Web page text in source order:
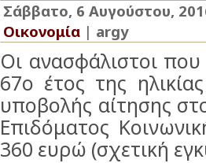
Σάββατο, 6 Αυγούστου,
Οικονομία | argy
Οι ανασφάλιστοι
67ο έτος της
υποβολής αίτησης
Επιδόματος
360 ευρώ (σχετική